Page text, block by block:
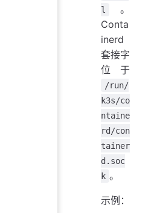
l
。
Conta
inerd
套接字
位于
/run/
k3s/co
ntaine
rd/con
tainer
d.soc
k 。
示例：